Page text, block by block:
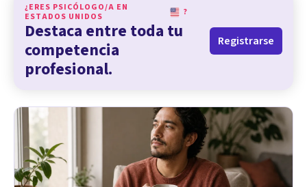
¿ERES PSICÓLOGO/A EN
ESTADOS UNIDOS
?
Destaca entre toda tu
competencia
profesional.
Registrarse